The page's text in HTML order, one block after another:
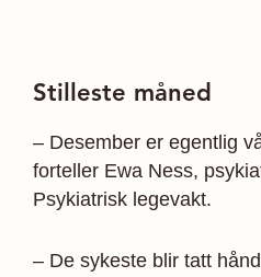
Stilleste måned
– Desember er egentlig
forteller Ewa Ness,
Psykiatrisk legevakt.
– De sykeste blir tatt